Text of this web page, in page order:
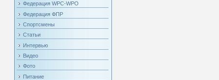
Федерация WPC-WPO
Федерация ФПР
Спортсмены
Статьи
Интервью
Видео
Фото
Питание